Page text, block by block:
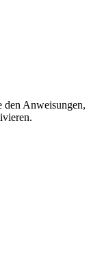
den Anweisungen,